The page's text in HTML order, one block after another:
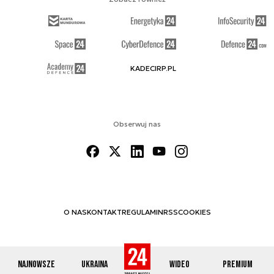
Najnowsze Ukraina Wideo Premium
Obserwuj nas
O NASKONTAKTREGULAMINRSSCOOKIES
KADECIRP.PL
© 2012-2026 DEFENCE24